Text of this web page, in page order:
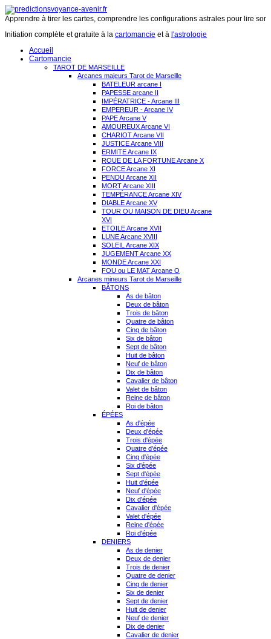
Apprendre à tirer les cartes, comprendre les configurations astrales pour lire
Initiation complète et gratuite à la cartomancie et à l'astrologie
Accueil
Cartomancie
TAROT DE MARSEILLE
Arcanes majeurs Tarot de Marseille
BATELEUR arcane I
PAPESSE arcane II
IMPÉRATRICE - Arcane III
EMPEREUR - Arcane IV
PAPE Arcane V
AMOUREUX Arcane VI
CHARIOT Arcane VII
JUSTICE Arcane VIII
ERMITE Arcane IX
ROUE DE LA FORTUNE Arcane X
FORCE Arcane XI
PENDU Arcane XII
MORT Arcane XIII
TEMPÉRANCE Arcane XIV
DIABLE Arcane XV
TOUR OU MAISON DE DIEU Arcane
XVI
ETOILE Arcane XVII
LUNE Arcane XVIII
SOLEIL Arcane XIX
JUGEMENT Arcane XX
MONDE Arcane XXI
FOU ou LE MAT Arcane O
Arcanes mineurs Tarot de Marseille
BÂTONS
As de bâton
Deux de bâton
Trois de bâton
Quatre de bâton
Cinq de bâton
Six de bâton
Sept de bâton
Huit de bâton
Neuf de bâton
Dix de bâton
Cavalier de bâton
Valet de bâton
Reine de bâton
Roi de bâton
ÉPÉES
As d'épée
Deux d'épée
Trois d'épée
Quatre d'épée
Cinq d'épée
Six d'épée
Sept d'épée
Huit d'épée
Neuf d'épée
Dix d'épée
Cavalier d'épée
Valet d'épée
Reine d'épée
Roi d'épée
DENIERS
As de denier
Deux de denier
Trois de denier
Quatre de denier
Cinq de denier
Six de denier
Sept de denier
Huit de denier
Neuf de denier
Dix de denier
Cavalier de denier